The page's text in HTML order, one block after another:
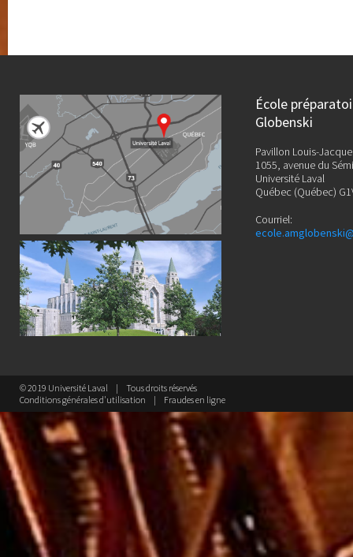
École
Globenski
Pavillon Louis-
1055, avenue du
Université Laval
Québec (Québec)
Courriel:
© 2019 Université Laval
Tous droits réservés
Conditions générales d'utilisation
Fraudes en ligne